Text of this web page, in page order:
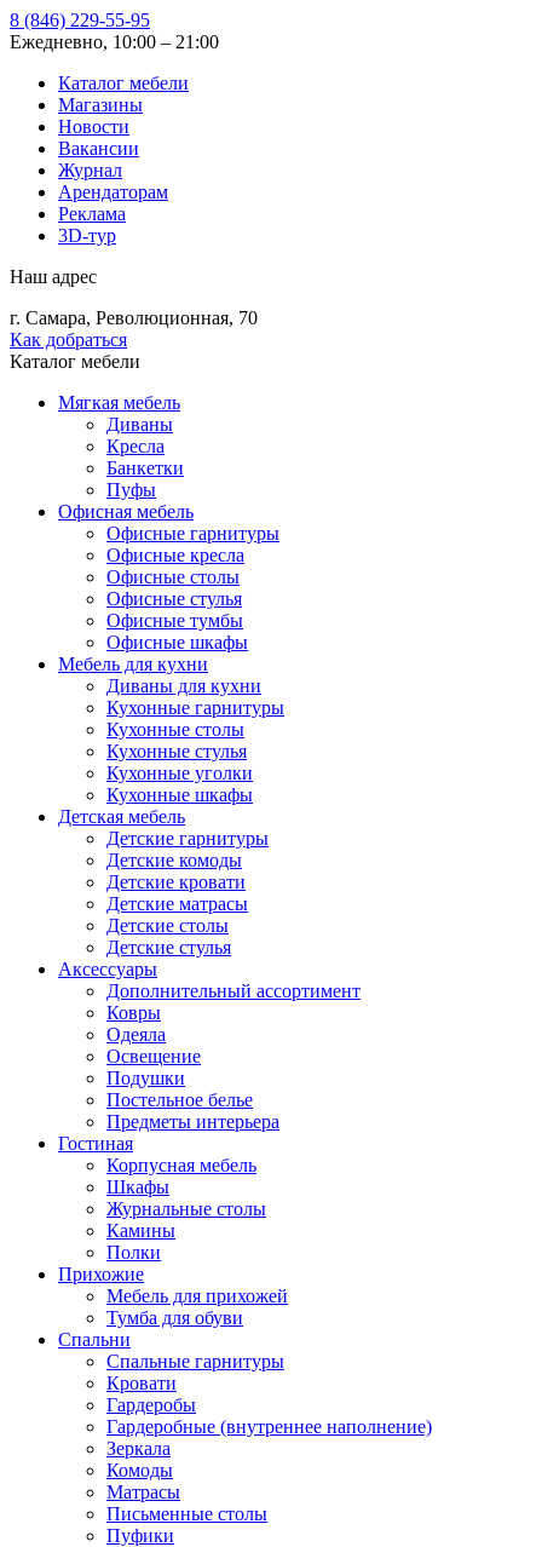
8 (846) 229-55-95
Ежедневно, 10:00 – 21:00
Каталог мебели
Магазины
Новости
Вакансии
Журнал
Арендаторам
Реклама
3D-тур
Наш адрес
г. Самара, Революционная, 70
Как добраться
Каталог мебели
Мягкая мебель
Диваны
Кресла
Банкетки
Пуфы
Офисная мебель
Офисные гарнитуры
Офисные кресла
Офисные столы
Офисные стулья
Офисные тумбы
Офисные шкафы
Мебель для кухни
Диваны для кухни
Кухонные гарнитуры
Кухонные столы
Кухонные стулья
Кухонные уголки
Кухонные шкафы
Детская мебель
Детские гарнитуры
Детские комоды
Детские кровати
Детские матрасы
Детские столы
Детские стулья
Аксессуары
Дополнительный ассортимент
Ковры
Одеяла
Освещение
Подушки
Постельное белье
Предметы интерьера
Гостиная
Корпусная мебель
Шкафы
Журнальные столы
Камины
Полки
Прихожие
Мебель для прихожей
Тумба для обуви
Спальни
Спальные гарнитуры
Кровати
Гардеробы
Гардеробные (внутреннее наполнение)
Зеркала
Комоды
Матрасы
Письменные столы
Пуфики